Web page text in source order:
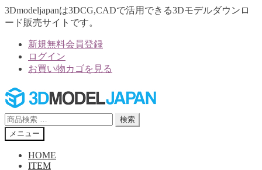
3Dmodeljapanは3DCG,CADで活用できる3Dモデルダウンロ
ード販売サイトです。
新規無料会員登録
ログイン
お買い物カゴを見る
ナ
ビ
ゲ
ー
シ
コ
ン
テ
ン
ツ
検
索
対
検索
メニュー
HOME
ITEM